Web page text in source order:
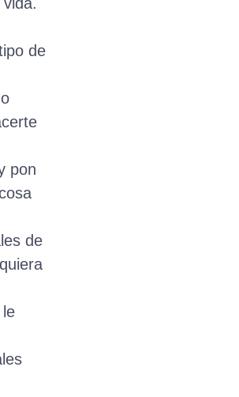
de
pon
de